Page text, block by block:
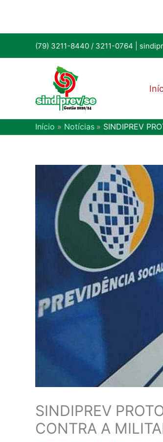
(79) 3211-8440 / 3211-0764
Início Notícias SINDIPREV
SINDIPREV
CONTRA A